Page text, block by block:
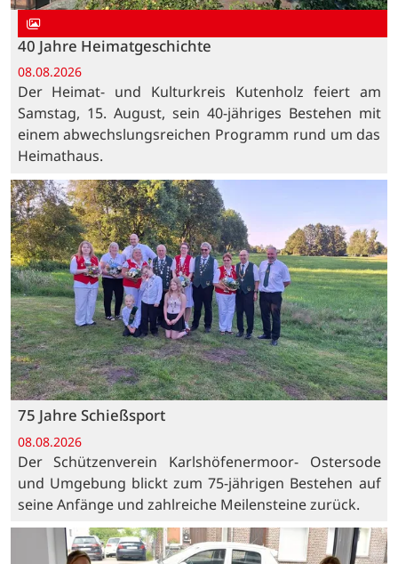
40 Jahre Heimatgeschichte
08.08.2026
Der Heimat- und Kulturkreis Kutenholz feiert am
Samstag, 15. August, sein 40-jähriges Bestehen mit
einem abwechslungsreichen Programm rund um das
Heimathaus.
75 Jahre Schießsport
08.08.2026
Der Schützenverein Karlshöfenermoor- Ostersode
und Umgebung blickt zum 75-jährigen Bestehen auf
seine Anfänge und zahlreiche Meilensteine zurück.